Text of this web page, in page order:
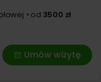
od 3500 zł
Umów wizytę